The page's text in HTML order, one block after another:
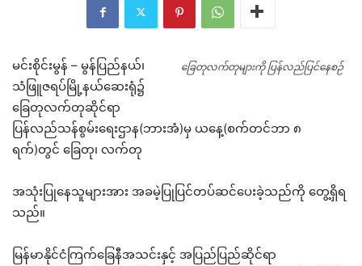
ခြေတုလက်တုများကို ပြန်လည်ပြင်နေစဉ်
မင်းစိုင်းမွန် – မွန်ပြည်နယ်၊
သံဖြူဇရပ်မြို့နယ်ဆေးရုံ၌
ခြေတုလက်တုဆိုင်ရာ
ပြန်လည်သန်စွမ်းရေးဌာန(ဘားအံ)မှ ယနေ့(စက်တင်ဘာ ၈
ရက်)တွင် ခြေတု၊ လက်တု
အသုံးပြုနေသူများအား အခမဲ့ပြုပြင်တပ်ဆင်ပေးခဲ့သည်ကို တွေ့ရှိရ
သည်။
မြန်မာနိုင်ငံကြက်ခြေနီအသင်းနှင့် အပြည်ပြည်ဆိုင်ရာ